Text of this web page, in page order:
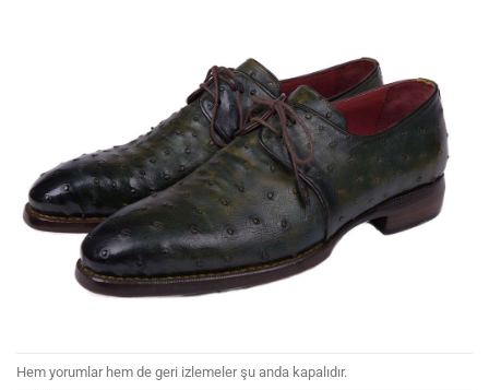
Hem yorumlar hem de geri izlemeler şu anda kapalıdır.